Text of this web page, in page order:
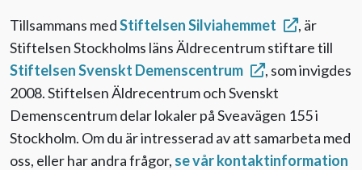
Tillsammans medStiftelsen Silviahemmet
, är
Stiftelsen Stockholms läns Äldrecentrum stiftare till
Stiftelsen Svenskt Demenscentrum
, sominvigdes
2008. Stiftelsen Äldrecentrum och Svenskt
Demenscentrumdelar lokaler på Sveavägen 155 i
Stockholm. Om du är intresserad av att samarbeta med
oss, eller har andra frågor, se vår kontaktinformation